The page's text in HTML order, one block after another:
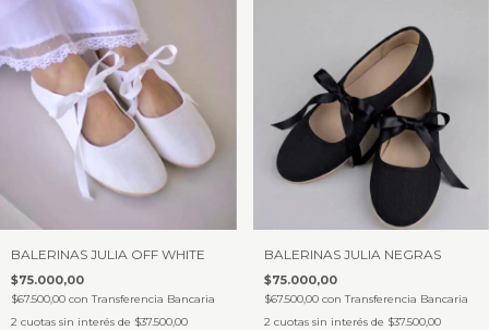
BALERINAS JULIA OFF WHITE
$75.000,00
$67.500,00 con Transferencia Bancaria
2 cuotas sin interés de $37.500,00
BALERINAS JULIA NEGRAS
$75.000,00
$67.500,00 con Transferencia Bancaria
2 cuotas sin interés de $37.500,00